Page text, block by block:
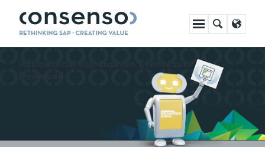
Navigation
überspringen